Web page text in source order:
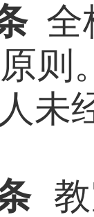
全
则
未